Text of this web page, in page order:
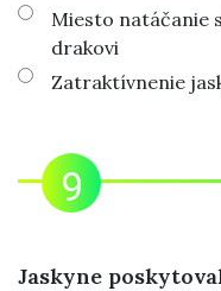
Miesto natáčanie
drakovi
Zatraktívnenie
Jaskyne